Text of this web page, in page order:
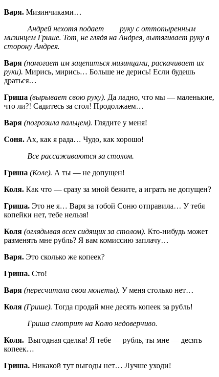
Варя. Мизинчиками…
Андрей нехотя подает руку с оттопыренным
мизинцем Грише. Тот, не глядя на Андрея, вытягивает руку в
сторону Андрея.
Варя (помогает им зацепиться мизинцами, раскачивает их
руки). Мирись, мирись… Больше не дерись! Если будешь
драться…
Гриша (вырывает свою руку). Да ладно, что мы — маленькие,
что ли?! Садитесь за стол! Продолжаем…
Варя (погрозила пальцем). Глядите у меня!
Соня. Ах, как я рада… Чудо, как хорошо!
Все рассаживаются за столом.
Гриша (Коле). А ты — не допущен!
Коля. Как что — сразу за мной бежите, а играть не допущен?
Гриша. Это не я… Варя за тобой Соню отправила… У тебя
копейки нет, тебе нельзя!
Коля (оглядывая всех сидящих за столом). Кто-нибудь может
разменять мне рубль? Я вам комиссию заплачу…
Варя. Это сколько же копеек?
Гриша. Сто!
Варя (пересчитала свои монеты). У меня столько нет…
Коля (Грише). Тогда продай мне десять копеек за рубль!
Гриша смотрит на Колю недоверчиво.
Коля. Выгодная сделка! Я тебе — рубль, ты мне — десять
копеек…
Гриша. Никакой тут выгоды нет… Лучше уходи!